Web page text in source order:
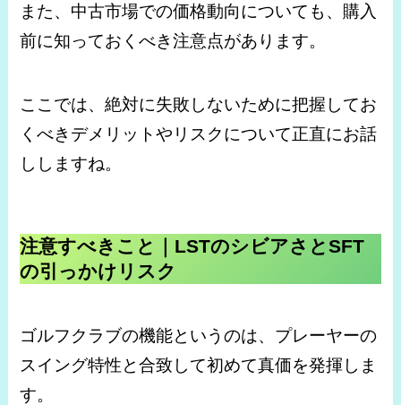
また、中古市場での価格動向についても、購入
前に知っておくべき注意点があります。
ここでは、絶対に失敗しないために把握してお
くべきデメリットやリスクについて正直にお話
ししますね。
注意すべきこと｜LSTのシビアさとSFT
の引っかけリスク
ゴルフクラブの機能というのは、プレーヤーの
スイング特性と合致して初めて真価を発揮しま
す。